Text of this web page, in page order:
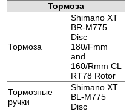
Тормоза
Тормоза
Shimano XT
BR-M775
Disc
180/Fmm
and
160/Rmm CL
RT78 Rotor
Тормозные
ручки
Shimano XT
BL-M775
Disc